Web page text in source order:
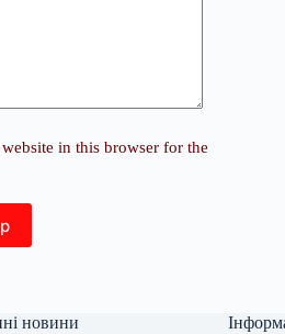
in this browser for the
новини